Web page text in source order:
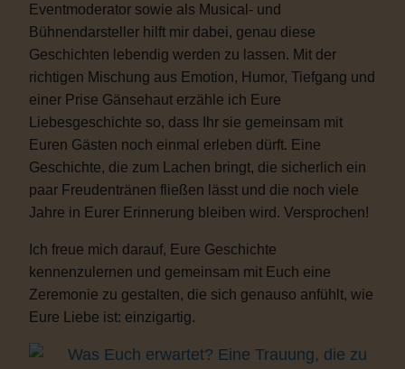
Eventmoderator sowie als Musical- und
Bühnendarsteller hilft mir dabei, genau diese
Geschichten lebendig werden zu lassen. Mit der
richtigen Mischung aus Emotion, Humor, Tiefgang und
einer Prise Gänsehaut erzähle ich Eure
Liebesgeschichte so, dass Ihr sie gemeinsam mit
Euren Gästen noch einmal erleben dürft. Eine
Geschichte, die zum Lachen bringt, die sicherlich ein
paar Freudentränen fließen lässt und die noch viele
Jahre in Eurer Erinnerung bleiben wird. Versprochen!
Ich freue mich darauf, Eure Geschichte
kennenzulernen und gemeinsam mit Euch eine
Zeremonie zu gestalten, die sich genauso anfühlt, wie
Eure Liebe ist: einzigartig.
Was Euch erwartet? Eine Trauung, die zu